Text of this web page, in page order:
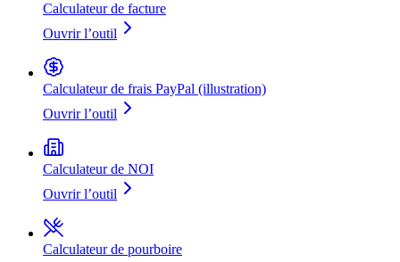
Calculateur de facture
Ouvrir l’outil
Calculateur de frais PayPal (illustration)
Ouvrir l’outil
Calculateur de NOI
Ouvrir l’outil
Calculateur de pourboire